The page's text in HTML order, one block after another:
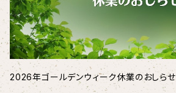
2026年ゴールデンウィーク休業のおしらせ